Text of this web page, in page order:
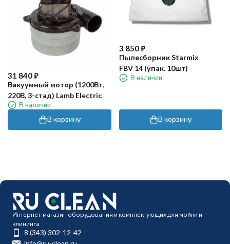
31 840₽
Вакуумный мотор (1200Вт,
220В, 3-стад) Lamb Electric
В наличии
В корзину
3 850₽
Пылесборник Starmix
FBV 14 (упак. 10шт)
В наличии
В корзину
Интернет-магазин оборудования и комплектующих для мойки и
клининга
8 (343) 302-12-42